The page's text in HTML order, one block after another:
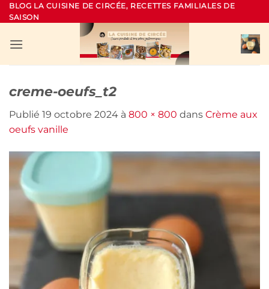
Passer
au
BLOG LA CUISINE DE CIRCÉE, RECETTES FAMILIALES DE
SAISON
creme-oeufs_t2
Publié 19 octobre 2024 à 800 × 800 dans Crème aux
oeufs vanille